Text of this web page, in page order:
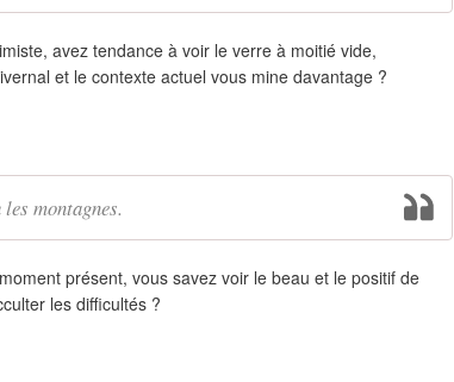
avez tendance à voir le verre à moitié vide,
et le contexte actuel vous mine davantage ?
montagnes.
présent, vous savez voir le beau et le positif de
les difficultés ?